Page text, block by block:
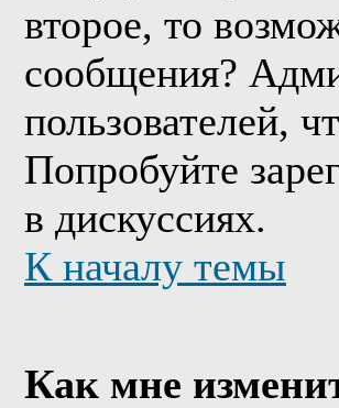
второе, то
сообщения?
пользователей,
Попробуйте
в дискуссиях.
К началу темы
Как мне